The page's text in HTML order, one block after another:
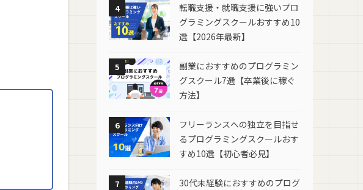
4
転職支援・就職支援に強いプロ
グラミングスクールおすすめ10
選【2026年最新】
5
副業におすすめのプログラミン
グスクール7選【卒業後に稼ぐ
方法】
6
フリーランスへの独立を目指せ
るプログラミングスクールおす
すめ10選【初心者必見】
7
30代未経験におすすめのプログ